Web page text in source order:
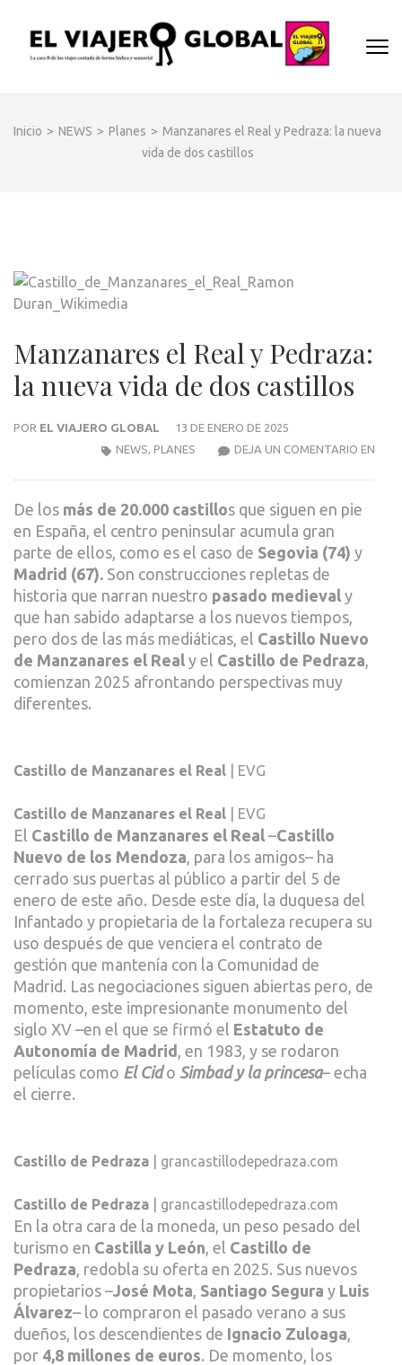
contenido
Intro)
EL
Un
sabores
Inicio > NEWS > Planes > Manzanares el Real y Pedraza: la nueva
vida de dos castillos
Manzanares el Real y Pedraza:
la nueva vida de dos castillos
POR EL VIAJERO GLOBAL
13 DE ENERO DE 2025
DEJA UN COMENTARIO EN
NEWS PLANES
De los más de 20.000 castillos que siguen en pie
en España, el centro peninsular acumula gran
parte de ellos, como es el caso de Segovia (74) y
Madrid (67). Son construcciones repletas de
historia que narran nuestro pasado medieval y
que han sabido adaptarse a los nuevos tiempos,
pero dos de las más mediáticas, el Castillo Nuevo
de Manzanares el Real y el Castillo de Pedraza
comienzan 2025 afrontando perspectivas muy
diferentes.
Castillo de Manzanares el Real | EVG
Castillo de Manzanares el Real | EVG
El Castillo de Manzanares el Real –Castillo
Nuevo de los Mendoza , para los amigos– ha
cerrado sus puertas al público a partir del 5 de
enero de este año. Desde este día, la duquesa del
Infantado y propietaria de la fortaleza recupera su
uso después de que venciera el contrato de
gestión que mantenía con la Comunidad de
Madrid. Las negociaciones siguen abiertas pero, de
momento, este impresionante monumento del
siglo XV –en el que se firmó el Estatuto de
Autonomía de Madrid , en 1983, y se rodaron
películas como El Cido Simbad y la princesa– echa
el cierre.
Castillo de Pedraza | grancastillodepedraza.com
Castillo de Pedraza | grancastillodepedraza.com
En la otra cara de la moneda, un peso pesado del
turismo en Castilla y León , el Castillo de
Pedraza , redobla su oferta en 2025. Sus nuevos
propietarios –José Mota Santiago Segura y Luis
Álvarez– lo compraron el pasado verano a sus
dueños, los descendientes de Ignacio Zuloaga
por 4,8 millones de euros. De momento, los